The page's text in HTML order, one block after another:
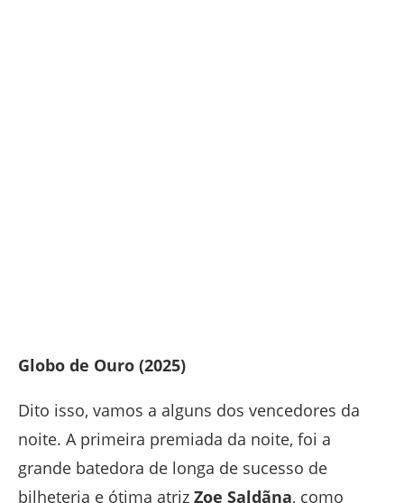
Globo de Ouro (2025)
Dito isso, vamos a alguns dos vencedores da
noite. A primeira premiada da noite, foi a
grande batedora de longa de sucesso de
bilheteria e ótima atriz Zoe Saldãna, como